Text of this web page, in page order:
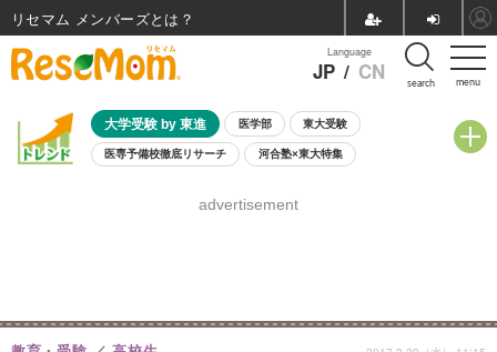
menu
Language
JP / CN search
大学受験 by 東進 医学部 東大受験
医専予備校徹底リサーチ 河合塾×東大特集
8月開催学校説明会・相談会
advertisement
リセマム メンバーズ